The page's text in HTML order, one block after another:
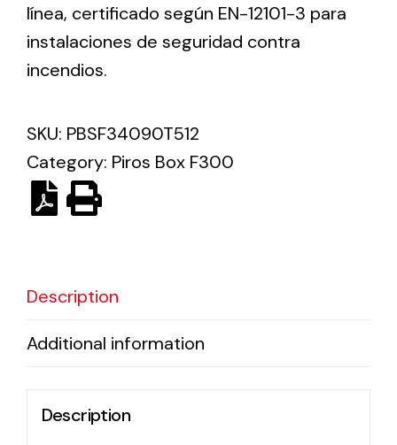
Iluminación Solar
Variedad de soluciones solares para todo tipo
de necesidades.
Solar lighting
Variety of solar solutions for all kinds of needs.
línea, certificado según EN-12101-3 para
instalaciones de seguridad contra
incendios.
SKU: PBSF34090T512
Category: Piros Box F300
Description
Additional information
Description